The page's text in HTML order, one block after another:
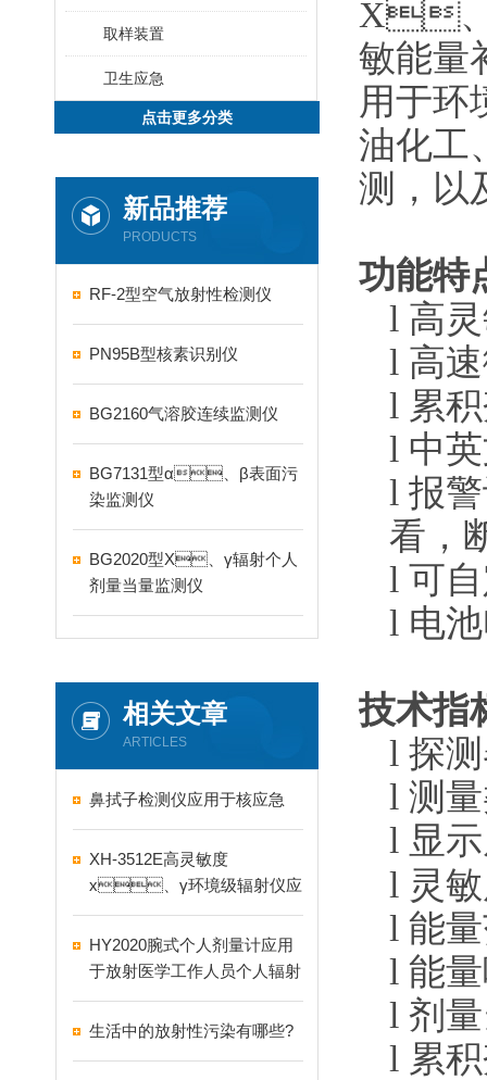
取样装置
卫生应急
点击更多分类
新品推荐
PRODUCTS
RF-2型空气放射性检测仪
PN95B型核素识别仪
BG2160气溶胶连续监测仪
BG7131型α、β表面污
染监测仪
BG2020型X、γ辐射个人
剂量当量监测仪
相关文章
ARTICLES
鼻拭子检测仪应用于核应急
XH-3512E高灵敏度
x、γ环境级辐射仪应
用于核应急场所辐射测量
HY2020腕式个人剂量计应用
于放射医学工作人员个人辐射
防护
生活中的放射性污染有哪些?
X
敏能量
用于环境
油化工
测，
功能特点
l 高灵
l 高速
l 累积
l 中英
l 报警
看
l 可自
l 电池
技术指
l 探测
l 测量
l 显示
l 灵敏
l 能量
l 能量
l 剂量
l 累积